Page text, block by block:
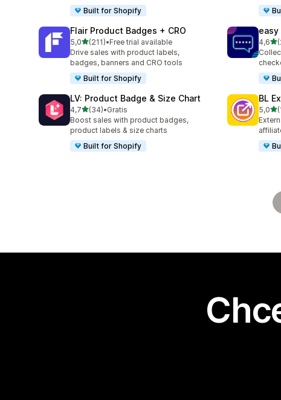
Built for Shopify
Flair Product Badges + CRO
5,0na 5 gwiazdek
(211)
Łączna liczba recenzji: 211
•Free trial available
Drive sales with product labels,
badges, banners and CRO tools
Built for Shopify
4,6na
LV: Product Badge & Size Chart
4,7na 5 gwiazdek
(34)
Łączna liczba recenzji: 34
•Gratis
Boost sales with product badges,
product labels & size charts
Built for Shopify
BL
5,0na